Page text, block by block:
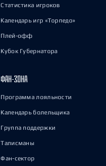
Статистика игроков
Календарь игр «Торпедо»
Плей-офф
Кубок Губернатора
ФАН-ЗОНА
Программа лояльности
Календарь болельщика
Группа поддержки
Талисманы
Фан-сектор